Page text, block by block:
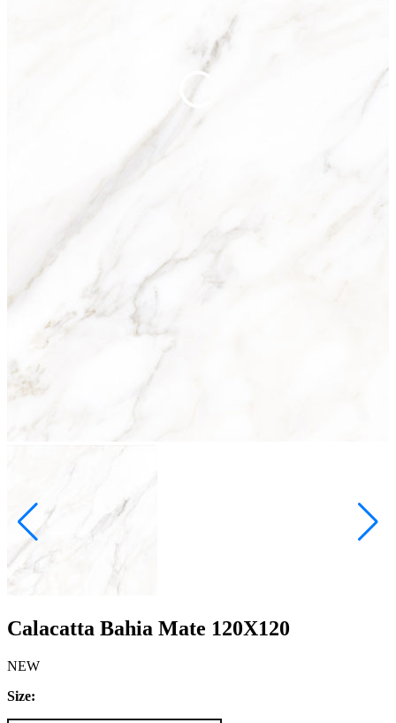
Calacatta Bahia Mate 120X120
NEW
Size: